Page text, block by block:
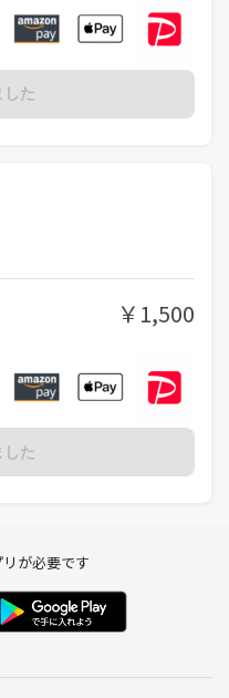
した
￥1,500
した
が必要です